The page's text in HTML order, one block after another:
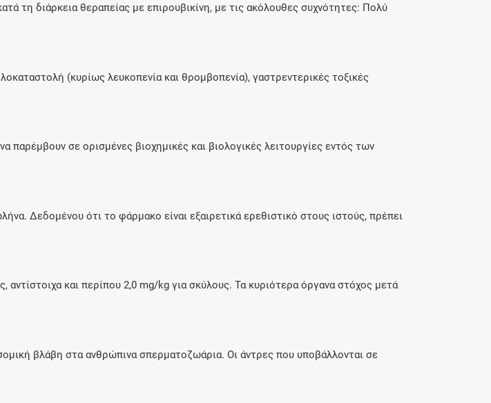
τη διάρκεια θεραπείας με επιρουβικίνη, με τις ακόλουθες συχνότητες: Πολύ
(κυρίως λευκοπενία και θρομβοπενία), γαστρεντερικές τοξικές
παρέμβουν σε ορισμένες βιοχημικές και βιολογικές λειτουργίες εντός των
Δεδομένου ότι το φάρμακο είναι εξαιρετικά ερεθιστικό στους ιστούς, πρέπει
αντίστοιχα και περίπου 2,0 mg/kg για σκύλους. Τα κυριότερα όργανα στόχος μετά
βλάβη στα ανθρώπινα σπερματοζωάρια. Οι άντρες που υποβάλλονται σε